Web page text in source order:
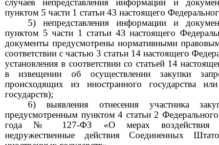
случаев непредставления информации и
пунктом 5 части 1 статьи 43 настоящего
5) непредставления информации и
пунктом 5 части 1 статьи 43 настоящего
документы предусмотрены нормативными
соответствии с частью 3 статьи 14 настоящего
установления в соответствии со статьей 14
в извещении об осуществлении закупки
происходящих из иностранного государства
государств);
6) выявления отнесения участника
предусмотренным пунктом 4 статьи 2 Федеральн
года № 127-ФЗ «О мерах воздействия
недружественные действия Соединенных